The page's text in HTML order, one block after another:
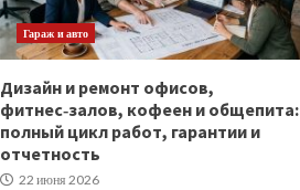
Гараж и авто
Дизайн и ремонт офисов,
фитнес‑залов, кофеен и общепита:
полный цикл работ, гарантии и
отчетность
22 июня 2026